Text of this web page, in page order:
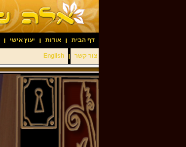
דף הבית אודות יעוץ אישי
צור קשר English